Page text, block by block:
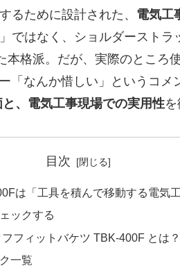
るために設計された、 電気工
ではなく、ショルダーストラ
格派。だが、実際のところ
「なんか惜しい」というコメ
、電気工事現場での実用性
目次
は「工具を積んで移動する電気
ックする
フィットバケツ TBK-400F とは？
一覧